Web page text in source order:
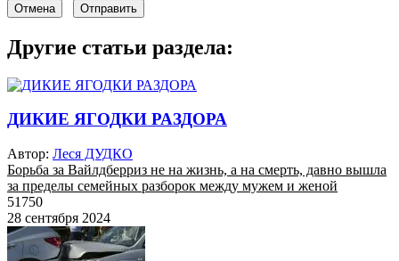
Отмена Отправить
Другие статьи раздела:
ДИКИЕ ЯГОДКИ РАЗДОРА
Автор: Леся ДУДКО
Борьба за Вайлдберриз не на жизнь, а на смерть, давно вышла
за пределы семейных разборок между мужем и женой
51750
28 сентября 2024